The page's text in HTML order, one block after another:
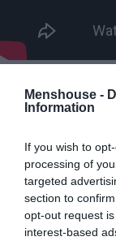
Menshouse -
Information
If you wish to
processing of
targeted
section to
opt-out request
interest-based
Αρχίζεις να
ο Φρέντι
Περιόρισες,
χιλιόμετρα. Κάτι
Βγαίνοντας